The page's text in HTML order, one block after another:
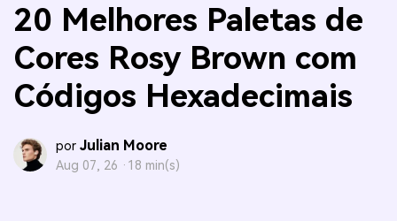
20 Melhores Paletas de
Cores Rosy Brown com
Códigos Hexadecimais
por Julian Moore
Aug 07, 26 · 18 min(s)